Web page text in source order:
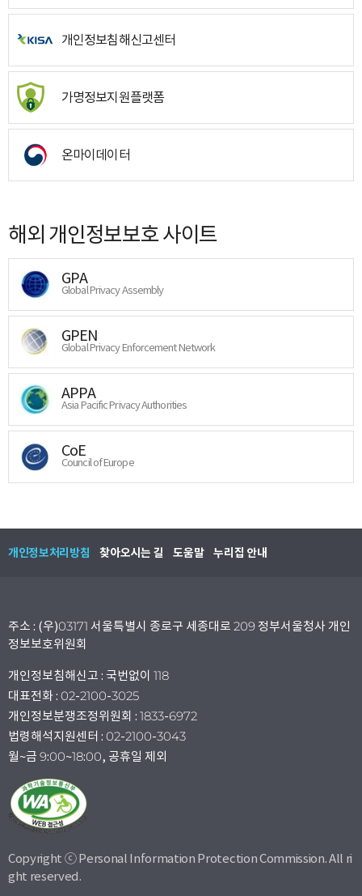
개인정보침해신고센터
가명정보지원플랫폼
온마이데이터
해외 개인정보보호 사이트
GPA
Global Privacy Assembly
GPEN
Global Privacy Enforcement Network
APPA
Asia Pacific Privacy Authorities
CoE
Council of Europe
개인정보처리방침 찾아오시는 길 도움말 누리집 안내
주소 : (우)03171 서울특별시 종로구 세종대로 209 정부서울청사 개인
정보보호위원회
개인정보침해신고 : 국번없이 118
대표전화 : 02-2100-3025
개인정보분쟁조정위원회 : 1833-6972
법령해석지원센터 : 02-2100-3043
월~금 9:00~18:00, 공휴일 제외
Copyright ⓒ Personal Information Protection Commission. All ri
ght reserved.